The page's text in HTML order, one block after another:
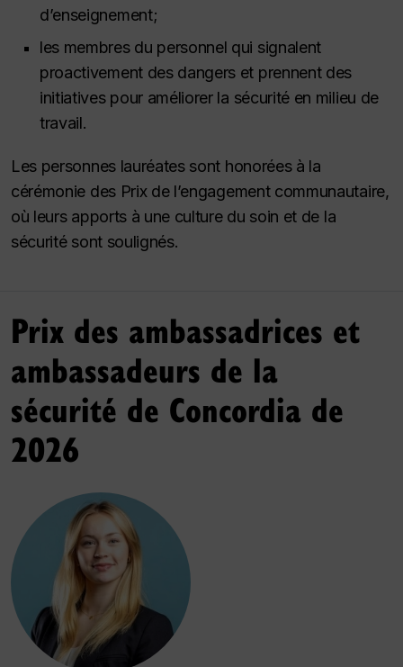
d’enseignement;
les membres du personnel qui signalent
proactivement des dangers et prennent des
initiatives pour améliorer la sécurité en milieu de
travail.
Les personnes lauréates sont honorées à la
cérémonie des Prix de l’engagement communautaire,
où leurs apports à une culture du soin et de la
sécurité sont soulignés.
Prix des ambassadrices et
ambassadeurs de la
sécurité de Concordia de
2026